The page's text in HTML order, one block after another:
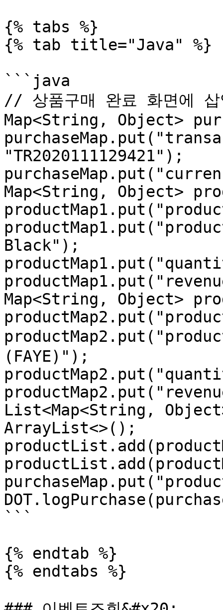
{% tabs %}
{% tab title="Java" %}
```java
// 상품구매 완료 화면에 삽
Map<String, Object>
"TR2020111129421");
Map<String, Object>
Black");
Map<String, Object>
(FAYE)");
List<Map<String,
ArrayList<>();
```
{% endtab %}
{% endtabs %}